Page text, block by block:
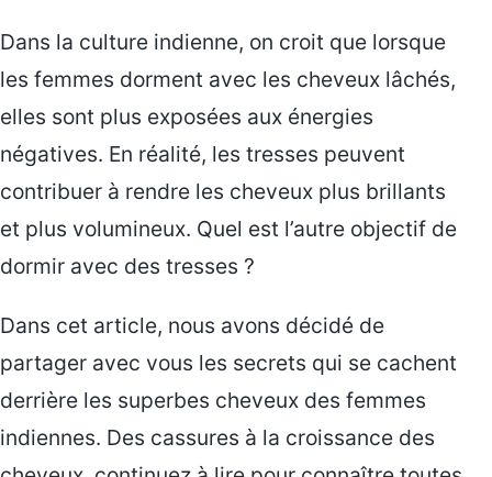
Dans la culture indienne, on croit que lorsque
les femmes dorment avec les cheveux lâchés,
elles sont plus exposées aux énergies
négatives. En réalité, les tresses peuvent
contribuer à rendre les cheveux plus brillants
et plus volumineux. Quel est l’autre objectif de
dormir avec des tresses ?
Dans cet article, nous avons décidé de
partager avec vous les secrets qui se cachent
derrière les superbes cheveux des femmes
indiennes. Des cassures à la croissance des